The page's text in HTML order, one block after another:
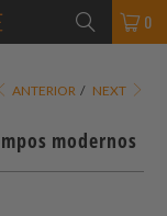
0
ANTERIOR / NEXT
modernos